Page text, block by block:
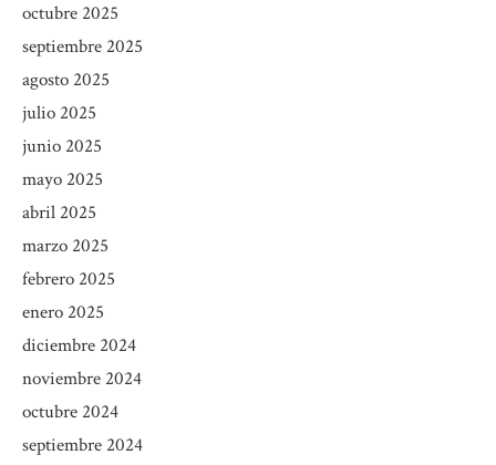
octubre 2025
septiembre 2025
agosto 2025
julio 2025
junio 2025
mayo 2025
abril 2025
marzo 2025
febrero 2025
enero 2025
diciembre 2024
noviembre 2024
octubre 2024
septiembre 2024